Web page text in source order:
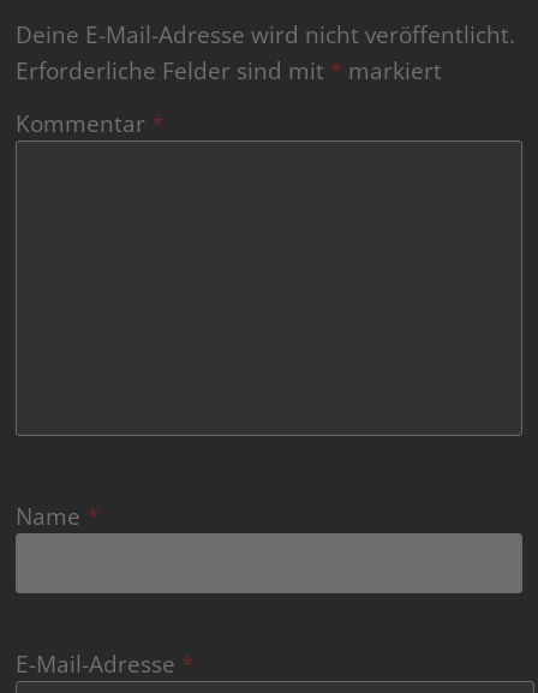
Deine E-Mail-Adresse wird nicht veröffentlicht.
Erforderliche Felder sind mit * markiert
Kommentar *
Name *
E-Mail-Adresse *